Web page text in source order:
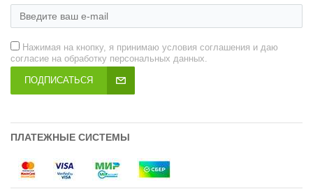
Нажимая на кнопку, я принимаю условия соглашения и даю
согласие на обработку персональных данных.
ПОДПИСАТЬСЯ
ПЛАТЕЖНЫЕ СИСТЕМЫ